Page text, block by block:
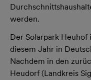
werden.
Der Solarpark Heuhof
diesem Jahr in
Nachdem in den
Heudorf (Landkreis